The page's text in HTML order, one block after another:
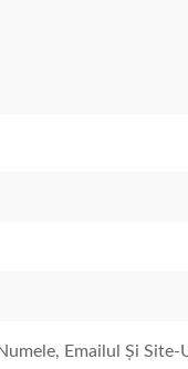
Emailul Și Site-